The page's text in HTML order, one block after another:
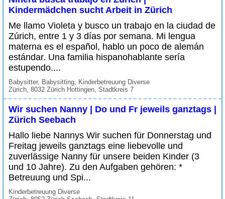
Kindermädchen sucht Arbeit in Zürich
Me llamo Violeta y busco un trabajo en la ciudad de
Zúrich, entre 1 y 3 días por semana. Mi lengua
materna es el español, hablo un poco de alemán
estándar. Una familia hispanohablante sería
estupendo....
Babysitter, Babysitting, Kinderbetreuung Diverse
Zürich, 8032 Zürich Hottingen, Stadtkreis 7
Wir suchen Nanny | Do und Fr jeweils ganztags |
Zürich Seebach
Hallo liebe Nannys Wir suchen für Donnerstag und
Freitag jeweils ganztags eine liebevolle und
zuverlässige Nanny für unsere beiden Kinder (3
und 10 Jahre). Zu den Aufgaben gehören: *
Betreuung und Spi...
Kinderbetreuung Diverse